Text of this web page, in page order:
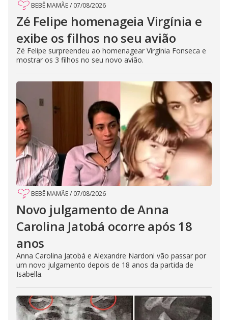
BEBÊ MAMÃE/ 07/08/2026
Zé Felipe homenageia Virgínia e
exibe os filhos no seu avião
Zé Felipe surpreendeu ao homenagear Virgínia Fonseca e
mostrar os 3 filhos no seu novo avião.
BEBÊ MAMÃE/ 07/08/2026
Novo julgamento de Anna
Carolina Jatobá ocorre após 18
anos
Anna Carolina Jatobá e Alexandre Nardoni vão passar por
um novo julgamento depois de 18 anos da partida de
Isabella.